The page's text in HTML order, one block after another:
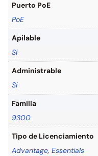
Puerto PoE
PoE
Apilable
Si
Administrable
Si
Familia
9300
Tipo de Licenciamiento
Advantage, Essentials